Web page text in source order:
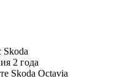
Skoda
2 года
Skoda Octavia